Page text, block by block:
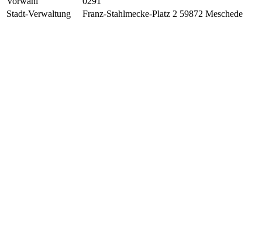
Stadt-Verwaltung
Franz-Stahlmecke-Platz 2 59872 Meschede